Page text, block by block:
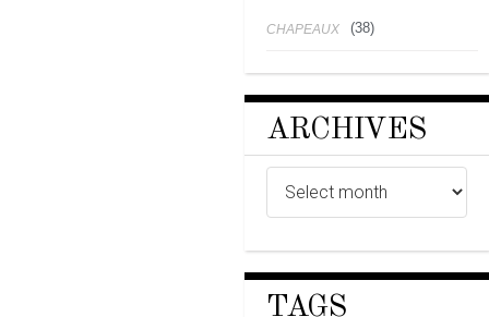
CHAPEAUX (38)
ARCHIVES
TAGS